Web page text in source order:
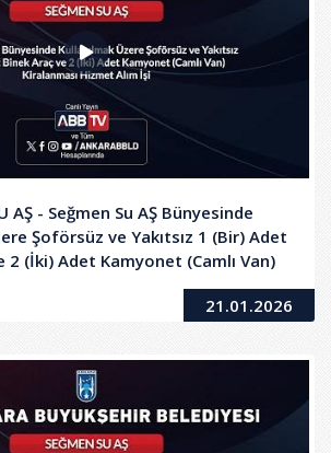
AŞ - Seğmen Su AŞ Bünyesinde
Şoförsüz ve Yakıtsız 1 (Bir) Adet
2 (İki) Adet Kamyonet (Camlı Van)
Hizmet Alım İşi - 2. Oturum
21.01.2026